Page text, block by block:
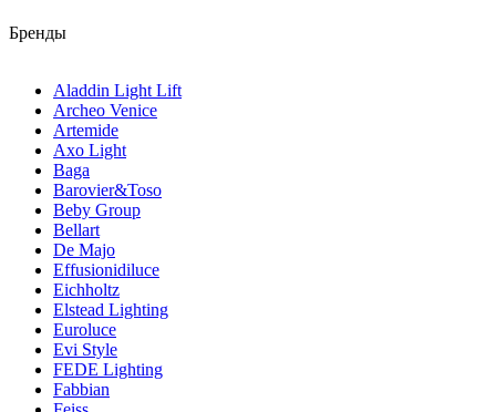
Бренды
Aladdin Light Lift
Archeo Venice
Artemide
Axo Light
Baga
Barovier&Toso
Beby Group
Bellart
De Majo
Effusionidiluce
Eichholtz
Elstead Lighting
Euroluce
Evi Style
FEDE Lighting
Fabbian